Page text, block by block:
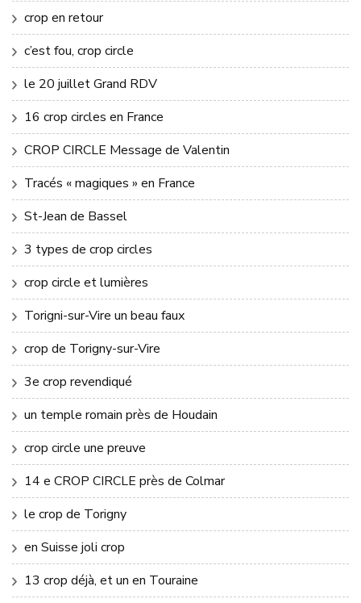
crop en retour
c’est fou, crop circle
le 20 juillet Grand RDV
16 crop circles en France
CROP CIRCLE Message de Valentin
Tracés « magiques » en France
St-Jean de Bassel
3 types de crop circles
crop circle et lumières
Torigni-sur-Vire un beau faux
crop de Torigny-sur-Vire
3e crop revendiqué
un temple romain près de Houdain
crop circle une preuve
14 e CROP CIRCLE près de Colmar
le crop de Torigny
en Suisse joli crop
13 crop déjà, et un en Touraine